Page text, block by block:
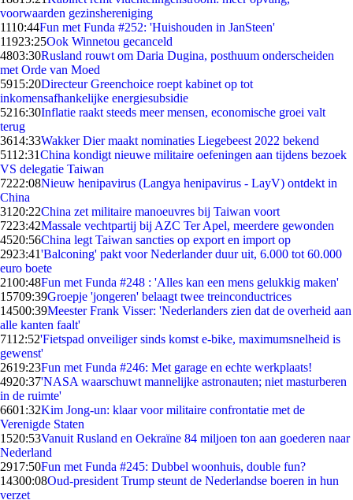
voorwaarden gezinshereniging
1110:44Fun met Funda #252: 'Huishouden in JanSteen'
11923:25Ook Winnetou gecanceld
4803:30Rusland rouwt om Daria Dugina, posthuum onderscheiden
met Orde van Moed
5915:20Directeur Greenchoice roept kabinet op tot
inkomensafhankelijke energiesubsidie
5216:30Inflatie raakt steeds meer mensen, economische groei valt
terug
3614:33Wakker Dier maakt nominaties Liegebeest 2022 bekend
5112:31China kondigt nieuwe militaire oefeningen aan tijdens bezoek
VS delegatie Taiwan
7222:08Nieuw henipavirus (Langya henipavirus - LayV) ontdekt in
China
31 20:22China zet militaire manoeuvres bij Taiwan voort
7223:42Massale vechtpartij bij AZC Ter Apel, meerdere gewonden
4520:56China legt Taiwan sancties op export en import op
2923:41'Balconing' pakt voor Nederlander duur uit, 6.000 tot 60.000
euro boete
2100:48Fun met Funda #248 : 'Alles kan een mens gelukkig maken'
15709:39Groepje 'jongeren' belaagt twee treinconductrices
14500:39Meester Frank Visser: 'Nederlanders zien dat de overheid aan
alle kanten faalt'
7112:52'Fietspad onveiliger sinds komst e-bike, maximumsnelheid is
gewenst'
2619:23Fun met Funda #246: Met garage en echte werkplaats!
4920:37'NASA waarschuwt mannelijke astronauten; niet masturberen
in de ruimte'
6601:32Kim Jong-un: klaar voor militaire confrontatie met de
Verenigde Staten
1520:53Vanuit Rusland en Oekraïne 84 miljoen ton aan goederen naar
Nederland
2917:50Fun met Funda #245: Dubbel woonhuis, double fun?
14300:08Oud-president Trump steunt de Nederlandse boeren in hun
verzet